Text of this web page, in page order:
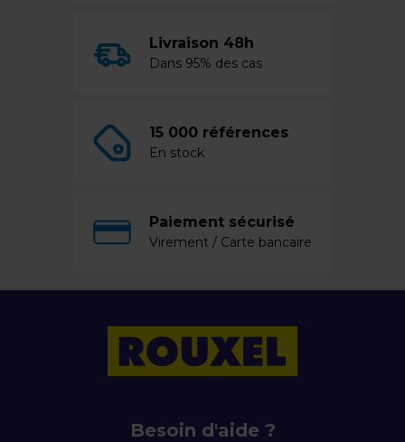
Livraison 48h
Dans 95% des cas
15 000 références
En stock
Paiement sécurisé
Virement / Carte bancaire
Besoin d'aide ?